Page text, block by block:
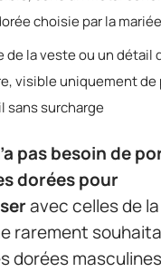
choisie par la mariée
de la veste ou un détail
visible uniquement de
sans surcharge
pas besoin de
dorées pour
avec celles de
rarement
dorées masculines